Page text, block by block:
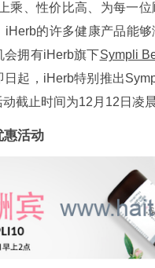
乘、性价比高、为每一
iHerb的许多健康产品能
会拥有iHerb旗下Sympli
起，iHerb特别推出
截止时间为12月12日凌晨
惠活动